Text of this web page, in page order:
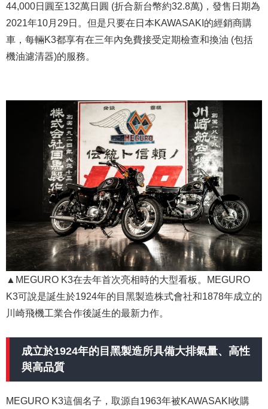
44,000日圓至132萬日圓 (折合新台幣約32.8萬)，發售日期為
2021年10月29日。但是只要在日本KAWASAKI的經銷商購
車，每輛K3都享有在三年內免費接受定期檢查和換油 (包括
機油濾清器)的服務。
▲MEGURO K3在去年首次亮相時的大型看板。MEGURO
K3可說是誕生於1924年的目黑製造株式會社和1878年成立的
川崎飛機工業合作後誕生的最新力作。
成立於1924年的目黑製造所具備大排氣量、高性
與高品質
MEGURO K3這個名子，取源自1963年被KAWASAKI收購